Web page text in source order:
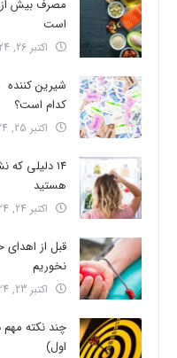
است
اکتبر 26, 2024
شیرین
کدام است؟
اکتبر 25, 2024
14 دلیلی
هستید
اکتبر 24, 2024
قبل از
نخوریم
اکتبر 23, 2024
چند نکته
اول)